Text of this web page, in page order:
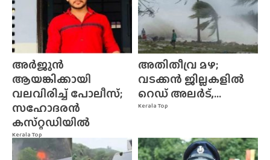
Kerala Top
അർജുൻ
ആയങ്കിക്കായി
വലവിരിച്ച് പോലീസ്;
സഹോദരൻ
കസ്‌റ്റഡിയിൽ
Kerala Top
അതിതീവ്ര മഴ;
വടക്കൻ ജില്ലകളിൽ
റെഡ് അലർട്,...